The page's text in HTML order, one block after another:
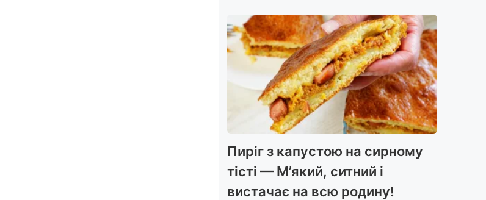
Пиріг з капустою на сирному
тісті — М’який, ситний і
вистачає на всю родину!